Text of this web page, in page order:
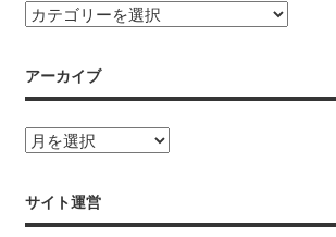
カ
ゴ
リ
ー
アーカイブ
ア
カ
イ
サイト運営